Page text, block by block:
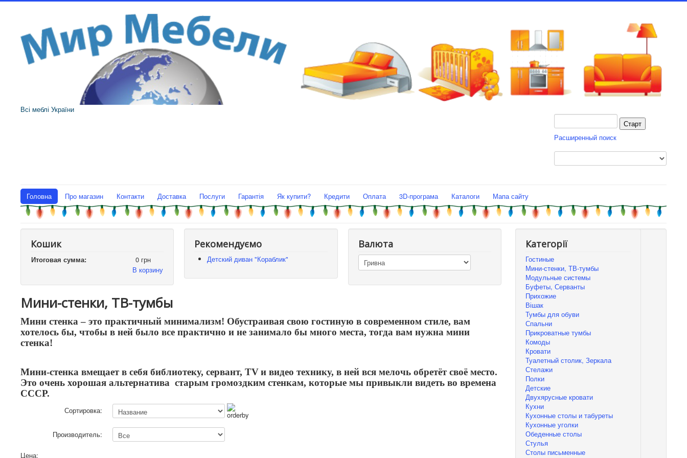
Всі меблі України
Расширенный поиск
Головна Про магазин Контакти Доставка Послуги Гарантія Як купити? Кредити Оплата 3D-програма Каталоги Мапа сайту
Кошик
Итоговая сумма:
0 грн
В корзину
Рекомендуємо
Детский диван "Кораблик"
Валюта
Мини-стенки, ТВ-тумбы
Мини стенка – это практичный минимализм! Обустраивая свою гостиную в современном стиле, вам
хотелось бы, чтобы в ней было все практично и не занимало бы много места, тогда вам нужна мини
стенка!
Мини-стенка вмещает в себя библиотеку, сервант, TVи видео технику, в ней вся мелочь обретёт своё место.
Это очень хорошая альтернатива старым громоздким стенкам, которые мы привыкли видеть во времена
СССР.
Сортировка:
Производитель:
Цена:
Категорії
Гостиные
Мини-стенки, ТВ-тумбы
Модульные системы
Буфеты, Серванты
Прихожие
Вішак
Тумбы для обуви
Спальни
Прикроватные тумбы
Комоды
Кровати
Туалетный столик, Зеркала
Стелажи
Полки
Детские
Двухярусные кровати
Кухни
Кухонные столы и табуреты
Кухонные уголки
Обеденные столы
Стулья
Столы письменные